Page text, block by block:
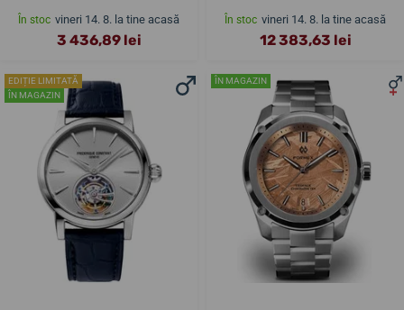
În stoc vineri 14. 8. la tine acasă
3 436,89 lei
În stoc vineri 14. 8. la tine acasă
12 383,63 lei
EDIȚIE LIMITATĂ
ÎN MAGAZIN
ÎN MAGAZIN